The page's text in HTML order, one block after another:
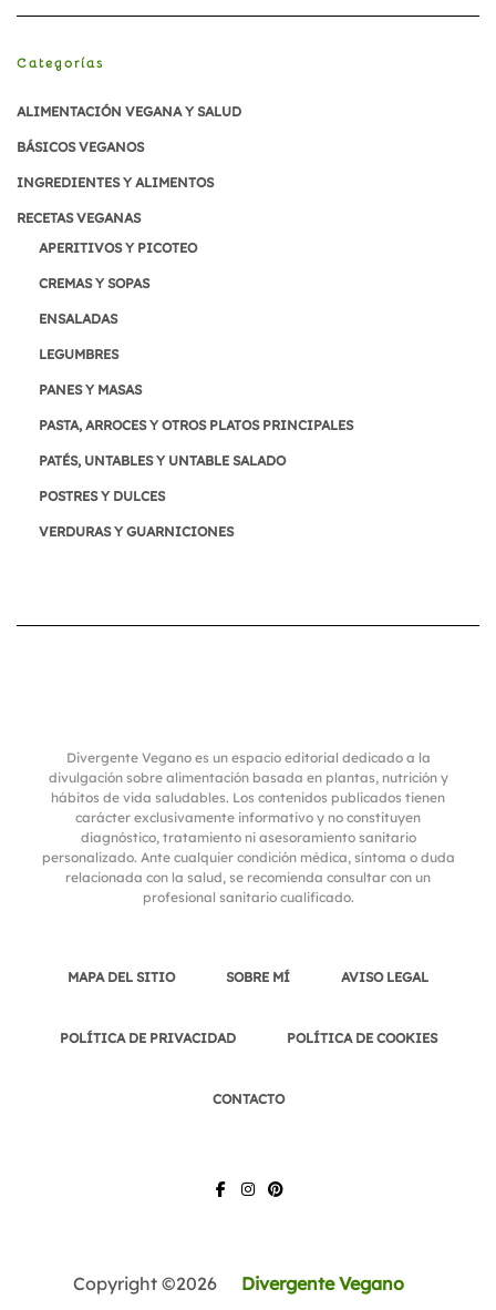
Categorías
ALIMENTACIÓN VEGANA Y SALUD
BÁSICOS VEGANOS
INGREDIENTES Y ALIMENTOS
RECETAS VEGANAS
APERITIVOS Y PICOTEO
CREMAS Y SOPAS
ENSALADAS
LEGUMBRES
PANES Y MASAS
PASTA, ARROCES Y OTROS PLATOS PRINCIPALES
PATÉS, UNTABLES Y UNTABLE SALADO
POSTRES Y DULCES
VERDURAS Y GUARNICIONES
Divergente Vegano es un espacio editorial dedicado a la
divulgación sobre alimentación basada en plantas, nutrición y
hábitos de vida saludables. Los contenidos publicados tienen
carácter exclusivamente informativo y no constituyen
diagnóstico, tratamiento ni asesoramiento sanitario
personalizado. Ante cualquier condición médica, síntoma o duda
relacionada con la salud, se recomienda consultar con un
profesional sanitario cualificado.
MAPA DEL SITIO SOBRE MÍ AVISO LEGAL
POLÍTICA DE PRIVACIDAD POLÍTICA DE COOKIES
CONTACTO
Copyright ©2026 Divergente Vegano